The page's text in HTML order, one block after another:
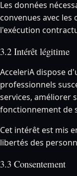
Les données
convenues avec les
l'exécution
3.2 Intérêt légitime
AcceleriA dispose
professionnels
services, améliorer
fonctionnement de
Cet intérêt est mis
libertés des
3.3 Consentement